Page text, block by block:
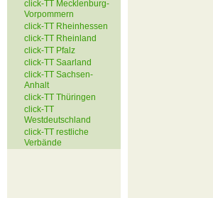
click-TT Mecklenburg-
Vorpommern
click-TT Rheinhessen
click-TT Rheinland
click-TT Pfalz
click-TT Saarland
click-TT Sachsen-
Anhalt
click-TT Thüringen
click-TT
Westdeutschland
click-TT restliche
Verbände